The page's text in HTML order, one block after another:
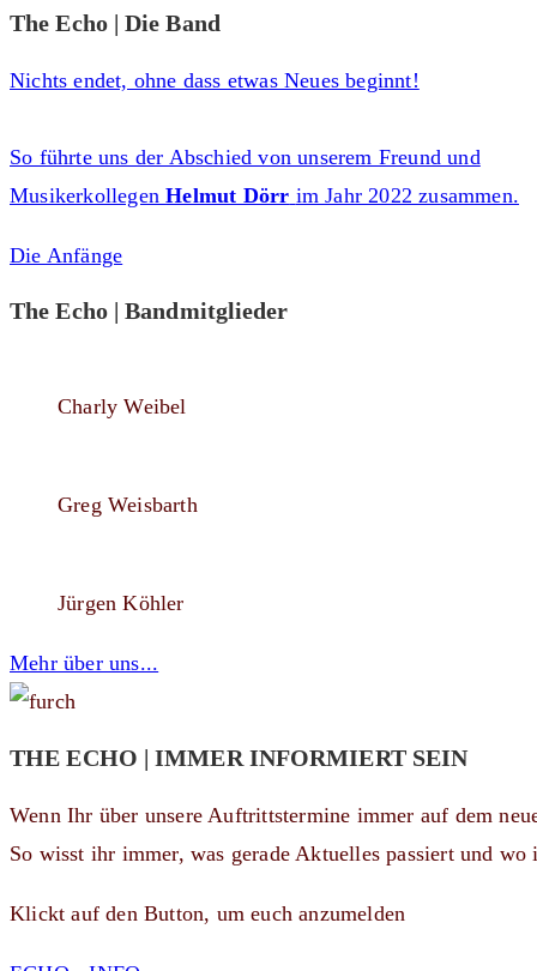
The Echo | Die Band
Nichts endet, ohne dass etwas Neues beginnt!
So führte uns der Abschied von unserem Freund und
MusikerkollegenHelmut Dörr im Jahr 2022 zusammen.
Die Anfänge
The Echo | Bandmitglieder
Charly Weibel
Greg Weisbarth
Jürgen Köhler
Mehr über uns...
THE ECHO | IMMER INFORMIERT SEIN
Wenn Ihr über unsere Auftrittstermine immer auf dem
So wisst ihr immer, was gerade Aktuelles passiert und
Klickt auf den Button, um euch anzumelden